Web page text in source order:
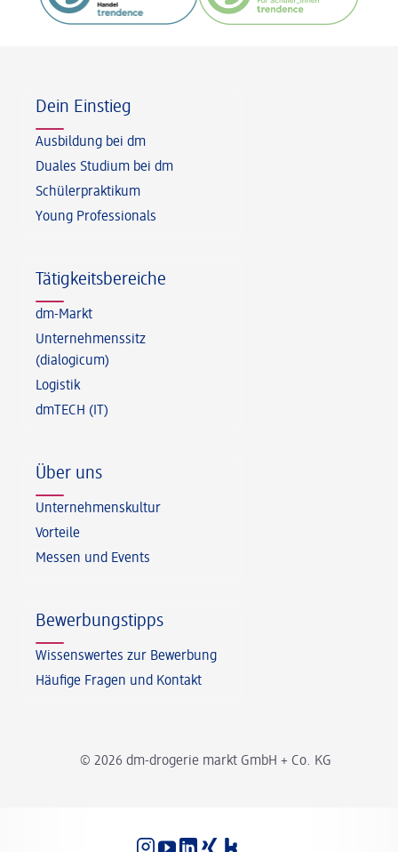
© 2026 dm-drogerie markt GmbH + Co. KG
Dein Einstieg
Ausbildung bei dm
Duales Studium bei dm
Schülerpraktikum
Young Professionals
Tätigkeitsbereiche
dm-Markt
Unternehmenssitz
(dialogicum)
Logistik
dmTECH (IT)
Über uns
Unternehmenskultur
Vorteile
Messen und Events
Bewerbungstipps
Wissenswertes zur Bewerbung
Häufige Fragen und Kontakt